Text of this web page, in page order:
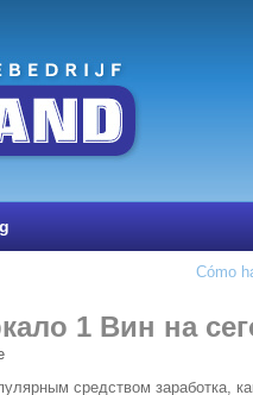
Cómo
1 Вин на
средством заработка,